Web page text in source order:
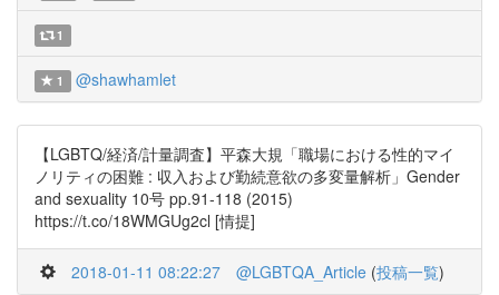
1
1 @shawhamlet
【LGBTQ/経済/計量調査】平森大規「職場における性的マイ
ノリティの困難 : 収入および勤続意欲の多変量解析」Gender
and sexuality 10号 pp.91-118 (2015)
https://t.co/18WMGUg2cl [情提]
2018-01-11 08:22:27 @LGBTQA_Article (投稿一覧)